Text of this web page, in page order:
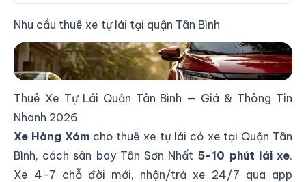
Nhu cầu thuê xe tự lái tại quận Tân Bình
Thuê Xe Tự Lái Quận Tân Bình - Nhanh Chóng, Uy
Tín, Giá Tốt
Thuê Xe Tự Lái Quận Tân Bình — Giá & Thông Tin
Nhanh 2026
Xe Hàng Xómcho thuê xe tự lái có xe tại Quận Tân
Bình, cách sân bay Tân Sơn Nhất 5-10 phút lái xe.
Xe 4-7 chỗ đời mới, nhận/trả xe 24/7 qua app